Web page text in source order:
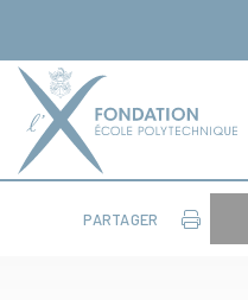
PARTAGER